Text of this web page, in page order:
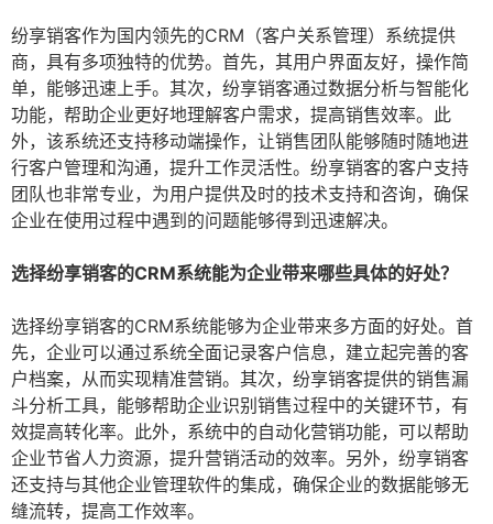
纷享销客作为国内领先的CRM（客户关系管理）系统提供
商，具有多项独特的优势。首先，其用户界面友好，操作简
单，能够迅速上手。其次，纷享销客通过数据分析与智能化
功能，帮助企业更好地理解客户需求，提高销售效率。此
外，该系统还支持移动端操作，让销售团队能够随时随地进
行客户管理和沟通，提升工作灵活性。纷享销客的客户支持
团队也非常专业，为用户提供及时的技术支持和咨询，确保
企业在使用过程中遇到的问题能够得到迅速解决。
选择纷享销客的CRM系统能为企业带来哪些具体的好处？
选择纷享销客的CRM系统能够为企业带来多方面的好处。首
先，企业可以通过系统全面记录客户信息，建立起完善的客
户档案，从而实现精准营销。其次，纷享销客提供的销售漏
斗分析工具，能够帮助企业识别销售过程中的关键环节，有
效提高转化率。此外，系统中的自动化营销功能，可以帮助
企业节省人力资源，提升营销活动的效率。另外，纷享销客
还支持与其他企业管理软件的集成，确保企业的数据能够无
缝流转，提高工作效率。